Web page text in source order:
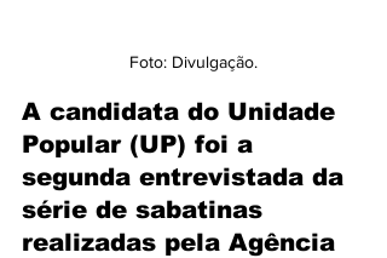
Foto: Divulgação.
A candidata do Unidade
Popular (UP) foi a
segunda entrevistada da
série de sabatinas
realizadas pela Agência